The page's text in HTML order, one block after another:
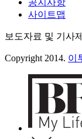
공지사항
사이트맵
보도자료 및 기사
Copyright 2014. 이